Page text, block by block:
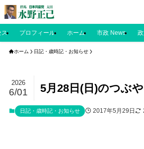
ス プロフィール ホーム 市政 News
ホーム 日記・歳時記・お知らせ
5月28日(日)のつぶ
2026
6/01
日記・歳時記・お知らせ 2017年5月29日